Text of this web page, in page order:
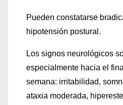
Pueden constatarse
hipotensión postural.
Los signos neurológicos
especialmente hacia el
semana: irritabilidad,
ataxia moderada,